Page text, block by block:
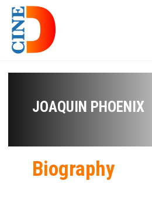
JOAQUIN PHOENIX
Biography